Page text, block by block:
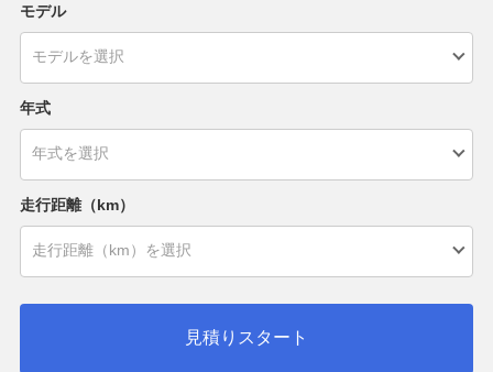
モデル
年式
走行距離（km）
見積りスタート